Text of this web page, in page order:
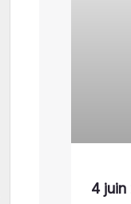
4 juin